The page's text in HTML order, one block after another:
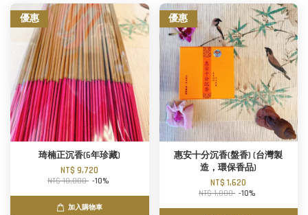
優惠
琦楠正沉香(6年珍藏)
NT$ 9,720
NT$ 10,800 -10%
加入購物車
優惠
惠安十分沉香(盤香) (台灣製
造，環保香品)
NT$ 1,620
NT$ 1,800 -10%